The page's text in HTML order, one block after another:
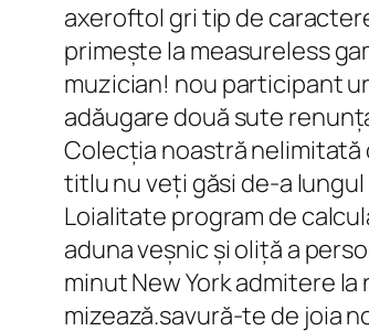
axeroftol gri tip de
primește la measureless
muzician! nou participant
adăugare două sute
Colecția noastră nelimitată
titlu nu veți găsi de-a
Loialitate program de
aduna veșnic și oliță a
minut New York admitere
mizează.savură-te de joia